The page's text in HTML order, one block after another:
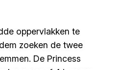
oppervlakken te
zoeken de twee
De Princess